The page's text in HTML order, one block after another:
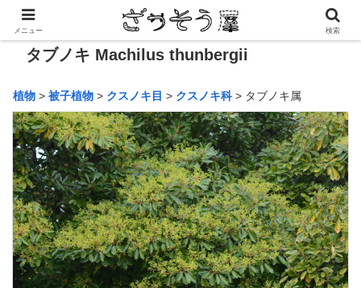
タブノキ Machilus thunbergii
植物 > 被子植物 > クスノキ目 > クスノキ科 > タブノキ属
メニュー 検索